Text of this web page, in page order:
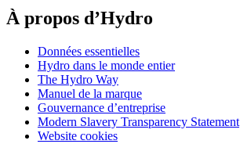
À propos d’Hydro
Données essentielles
Hydro dans le monde entier
The Hydro Way
Manuel de la marque
Gouvernance d’entreprise
Modern Slavery Transparency Statement
Website cookies